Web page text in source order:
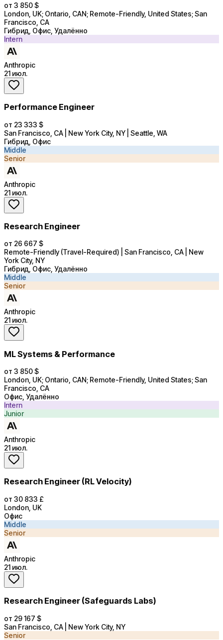
от 3 850 $
London, UK; Ontario, CAN; Remote-Friendly, United States; San
Francisco, CA
Гибрид, Офис, Удалённо
Intern
Anthropic
21 июл.
Performance Engineer
от 23 333 $
San Francisco, CA | New York City, NY | Seattle, WA
Гибрид, Офис
Middle
Senior
Anthropic
21 июл.
Research Engineer
от 26 667 $
Remote-Friendly (Travel-Required) | San Francisco, CA | New
York City, NY
Гибрид, Офис, Удалённо
Middle
Senior
Anthropic
21 июл.
ML Systems & Performance
от 3 850 $
London, UK; Ontario, CAN; Remote-Friendly, United States; San
Francisco, CA
Офис, Удалённо
Intern
Junior
Anthropic
21 июл.
Research Engineer (RL Velocity)
от 30 833 £
London, UK
Офис
Middle
Senior
Anthropic
21 июл.
Research Engineer (Safeguards Labs)
от 29 167 $
San Francisco, CA | New York City, NY
Senior